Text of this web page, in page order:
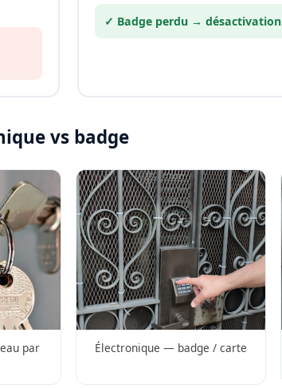
✓ Badge perdu → désactivation
vs badge
par
Électronique — badge / carte